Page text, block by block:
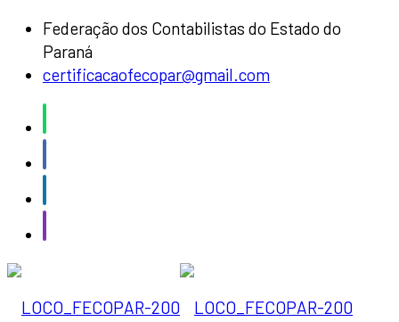
Federação dos Contabilistas do Estado do
Paraná
certificacaofecopar@gmail.com